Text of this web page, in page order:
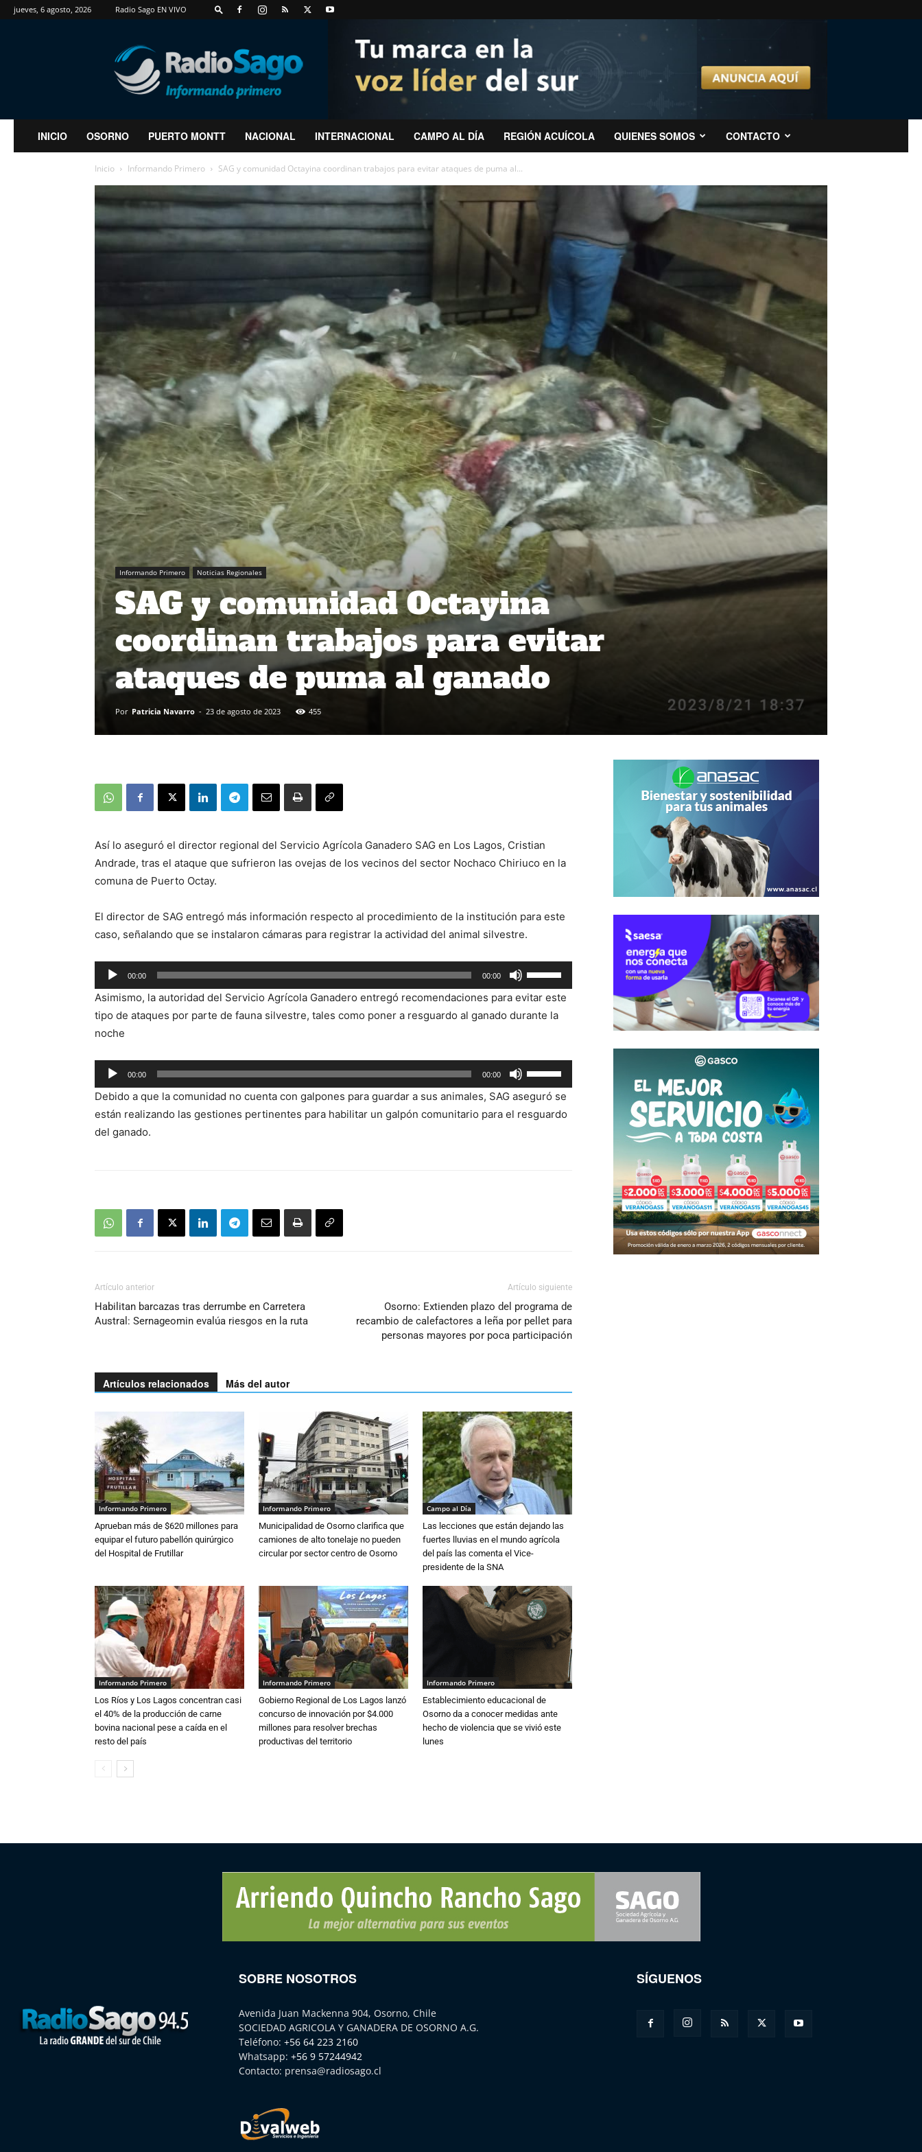
jueves, 6 agosto, 2026 Radio Sago EN VIVO
RadioSago
INICIO OSORNO PUERTO MONTT NACIONAL INTERNACIONAL CAMPO AL DÍA REGIÓN ACUÍCOLA QUIENES SOMOS CONTACTO
Inicio Informando Primero SAG y comunidad Octayina coordinan trabajos para evitar ataques de puma al...
Informando Primero Noticias Regionales
SAG y comunidad Octayina
coordinan trabajos para evitar
ataques de puma al ganado
Por Patricia Navarro - 23 de agosto de 2023 455
Así lo aseguró el director regional del Servicio Agrícola Ganadero SAG en Los Lagos, Cristian
Andrade, tras el ataque que sufrieron las ovejas de los vecinos del sector Nochaco Chiriuco en la
comuna de Puerto Octay.
El director de SAG entregó más información respecto al procedimiento de la institución para este
caso, señalando que se instalaron cámaras para registrar la actividad del animal silvestre.
Reproductor
de
audio
00:00 00:00
las
teclas
de
arriba/abajo
para
aumentar
o
Asimismo, la autoridad del Servicio Agrícola Ganadero entregó recomendaciones para evitar este
tipo de ataques por parte de fauna silvestre, tales como poner a resguardo al ganado durante la
noche
Reproductor
de
audio
00:00 00:00
las
teclas
de
Debido a que la comunidad no cuenta con galpones para guardar a sus animales, SAG aseguró se
están realizando las gestiones pertinentes para habilitar un galpón comunitario para el resguardo
del ganado.
Artículo anterior
Habilitan barcazas tras derrumbe en Carretera
Austral: Sernageomin evalúa riesgos en la ruta
Artículo siguiente
Osorno: Extienden plazo del programa de
recambio de calefactores a leña por pellet para
personas mayores por poca participación
Artículos relacionados Más del autor
Informando Primero
Aprueban más de $620 millones para
equipar el futuro pabellón quirúrgico
del Hospital de Frutillar
Informando Primero
Municipalidad de Osorno clarifica que
camiones de alto tonelaje no pueden
circular por sector centro de Osorno
Campo al Día
Las lecciones que están dejando las
fuertes lluvias en el mundo agrícola
del país las comenta el Vice-
presidente de la SNA
Informando Primero
Los Ríos y Los Lagos concentran casi
el 40% de la producción de carne
bovina nacional pese a caída en el
resto del país
Informando Primero
Gobierno Regional de Los Lagos lanzó
concurso de innovación por $4.000
millones para resolver brechas
productivas del territorio
Informando Primero
Establecimiento educacional de
Osorno da a conocer medidas ante
hecho de violencia que se vivió este
lunes
SOBRE NOSOTROS
Avenida Juan Mackenna 904, Osorno, Chile
SOCIEDAD AGRICOLA Y GANADERA DE OSORNO A.G.
Teléfono: +56 64 223 2160
Whatsapp: +56 9 57244942
Contacto: prensa@radiosago.cl
SÍGUENOS